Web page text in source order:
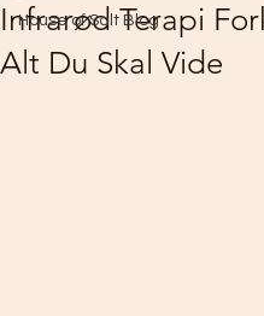
House of Salt Blog
Infrarød Terapi
Alt Du Skal Vide